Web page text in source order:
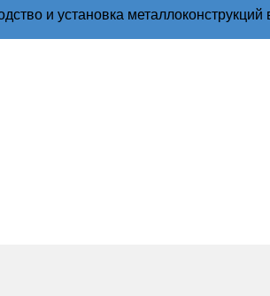
и установка